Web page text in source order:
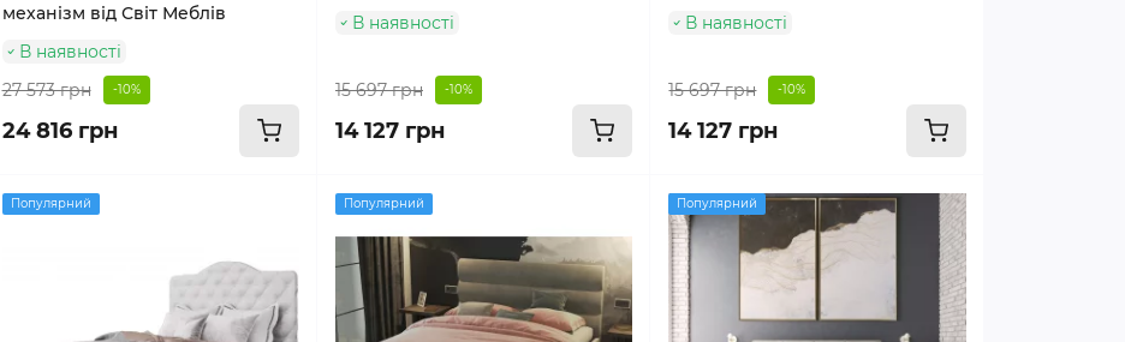
механізм від Світ Меблів
В наявності
27 573 грн
-10%
24 816 грн
В наявності
15 697 грн -10%
14 127 грн
В наявності
15 697 грн -10%
14 127 грн
Популярний Популярний Популярний